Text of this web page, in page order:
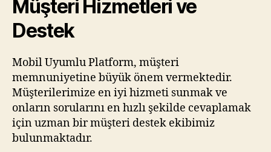
Müşteri Hizmetleri ve
Destek
Mobil Uyumlu Platform, müşteri
memnuniyetine büyük önem vermektedir.
Müşterilerimize en iyi hizmeti sunmak ve
onların sorularını en hızlı şekilde cevaplamak
için uzman bir müşteri destek ekibimiz
bulunmaktadır.